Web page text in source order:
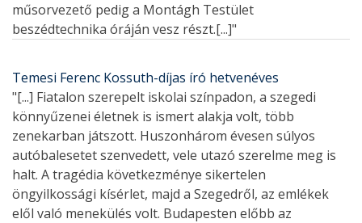
műsorvezető pedig a Montágh Testület
beszédtechnika óráján vesz részt.[...]"
Temesi Ferenc Kossuth-díjas író hetvenéves
"[...] Fiatalon szerepelt iskolai színpadon, a szegedi
könnyűzenei életnek is ismert alakja volt, több
zenekarban játszott. Huszonhárom évesen súlyos
autóbalesetet szenvedett, vele utazó szerelme meg is
halt. A tragédia következménye sikertelen
öngyilkossági kísérlet, majd a Szegedről, az emlékek
elől való menekülés volt. Budapesten előbb az